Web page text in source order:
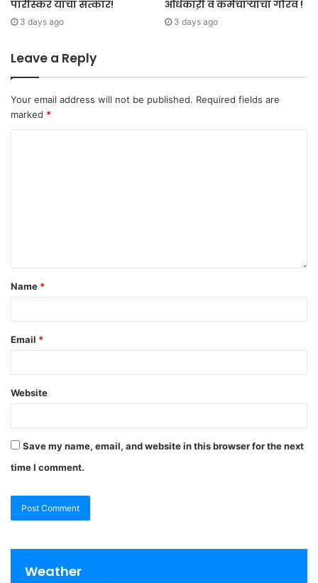
पारीस्कर यांचा सत्कार!
3 days ago
अधिकाऱी व कर्मचाऱ्याचा गौरव !
3 days ago
Leave a Reply
Your email address will not be published. Required fields are
marked *
Name *
Email *
Website
Save my name, email, and website in this browser for the next
time I comment.
Weather